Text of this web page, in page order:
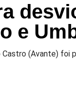
e
(Avante) foi